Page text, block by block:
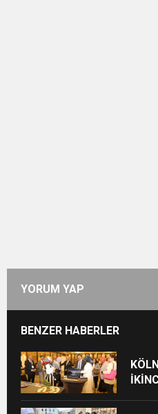
YORUM YAP
BENZER HABERLER